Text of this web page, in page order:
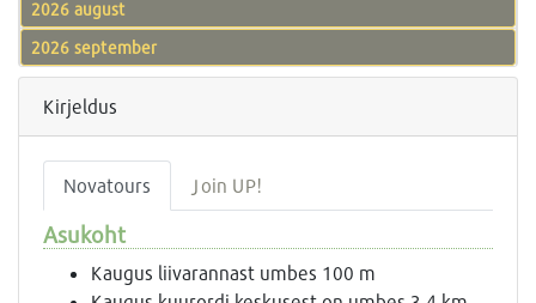
2026 august
2026 september
Kirjeldus
Novatours Join UP!
Asukoht
Kaugus liivarannast umbes 100 m